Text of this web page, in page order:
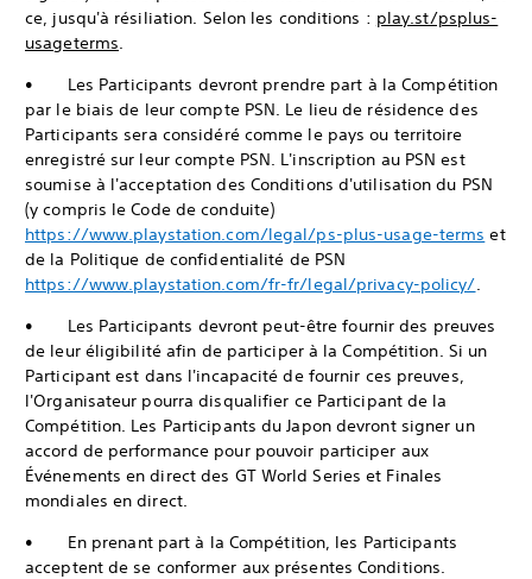
ce, jusqu'à résiliation. Selon les conditions : play.st/psplus-
usageterms.
• Les Participants devront prendre part à la Compétition
par le biais de leur compte PSN. Le lieu de résidence des
Participants sera considéré comme le pays ou territoire
enregistré sur leur compte PSN. L'inscription au PSN est
soumise à l'acceptation des Conditions d'utilisation du PSN
(y compris le Code de conduite)
https://www.playstation.com/legal/ps-plus-usage-terms et
de la Politique de confidentialité de PSN
https://www.playstation.com/fr-fr/legal/privacy-policy/.
• Les Participants devront peut-être fournir des preuves
de leur éligibilité afin de participer à la Compétition. Si un
Participant est dans l'incapacité de fournir ces preuves,
l'Organisateur pourra disqualifier ce Participant de la
Compétition. Les Participants du Japon devront signer un
accord de performance pour pouvoir participer aux
Événements en direct des GT World Series et Finales
mondiales en direct.
• En prenant part à la Compétition, les Participants
acceptent de se conformer aux présentes Conditions.